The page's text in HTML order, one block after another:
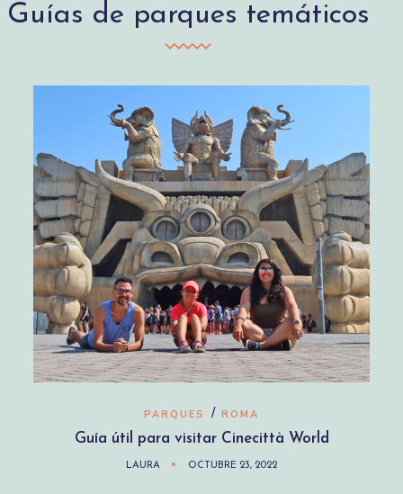
Guías de parques temáticos
PARQUES / ROMA
Guía útil para visitar Cinecittà World
LAURA OCTUBRE 23, 2022